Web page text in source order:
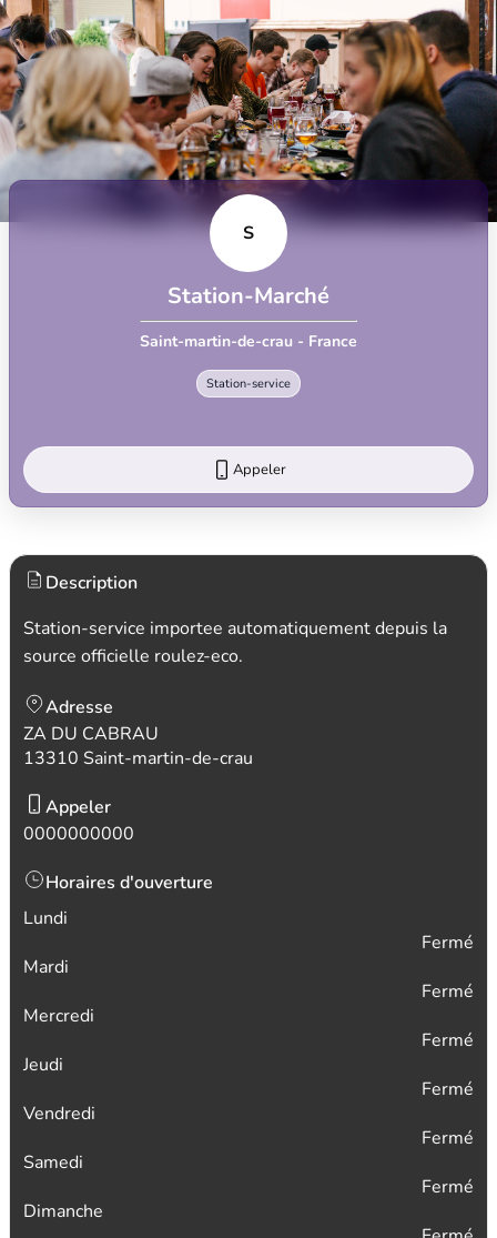
S
Station-Marché
Saint-martin-de-crau - France
Station-service
Appeler
Description
Station-service importee automatiquement depuis la
source officielle roulez-eco.
Adresse
ZA DU CABRAU
13310 Saint-martin-de-crau
Appeler
0000000000
Horaires d'ouverture
Lundi
Fermé
Mardi
Fermé
Mercredi
Fermé
Jeudi
Fermé
Vendredi
Fermé
Samedi
Fermé
Dimanche